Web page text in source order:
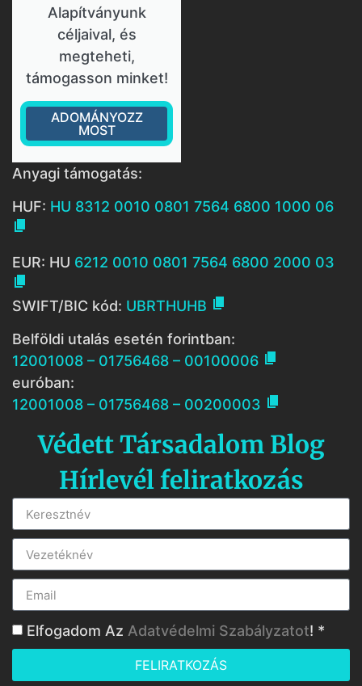
Alapítványunk
céljaival, és
megteheti,
támogasson minket!
ADOMÁNYOZZ
MOST
Anyagi támogatás:
HUF: HU 8312 0010 0801 7564 6800 1000 06

EUR: HU 6212 0010 0801 7564 6800 2000 03

SWIFT/BIC kód: UBRTHUHB 
Belföldi utalás esetén forintban:
12001008 – 01756468 – 00100006 
euróban:
12001008 – 01756468 – 00200003 
Védett Társadalom Blog
Hírlevél feliratkozás
Elfogadom Az Adatvédelmi Szabályzatot! *
FELIRATKOZÁS